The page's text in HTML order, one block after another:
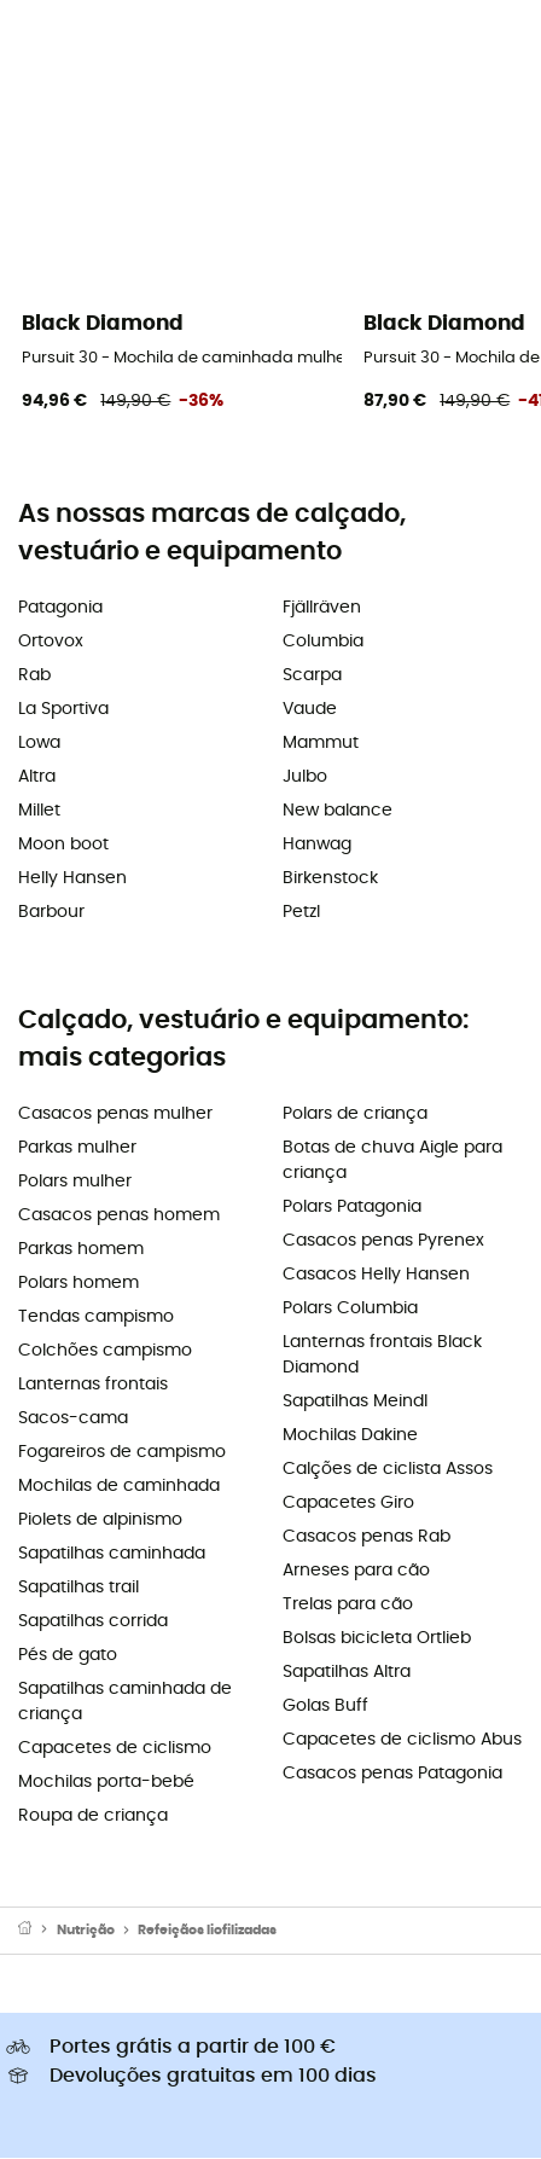
Black Diamond
Pursuit 30 - Mochila de caminhada mulher
94,96 € 149,90 € -36%
Black Diamond
Pursuit 30 - Mochila
87,90 € 149,90 € -
As nossas marcas de calçado,
vestuário e equipamento
Patagonia
Ortovox
Rab
La Sportiva
Lowa
Altra
Millet
Moon boot
Helly Hansen
Barbour
Fjällräven
Columbia
Scarpa
Vaude
Mammut
Julbo
New balance
Hanwag
Birkenstock
Petzl
Calçado, vestuário e equipamento:
mais categorias
Casacos penas mulher
Parkas mulher
Polars mulher
Casacos penas homem
Parkas homem
Polars homem
Tendas campismo
Colchões campismo
Lanternas frontais
Sacos-cama
Fogareiros de campismo
Mochilas de caminhada
Piolets de alpinismo
Sapatilhas caminhada
Sapatilhas trail
Sapatilhas corrida
Pés de gato
Sapatilhas caminhada de
criança
Capacetes de ciclismo
Mochilas porta-bebé
Roupa de criança
Polars de criança
Botas de chuva Aigle para
criança
Polars Patagonia
Casacos penas Pyrenex
Casacos Helly Hansen
Polars Columbia
Lanternas frontais Black
Diamond
Sapatilhas Meindl
Mochilas Dakine
Calções de ciclista Assos
Capacetes Giro
Casacos penas Rab
Arneses para cão
Trelas para cão
Bolsas bicicleta Ortlieb
Sapatilhas Altra
Golas Buff
Capacetes de ciclismo Abus
Casacos penas Patagonia
Nutrição Refeiçãos liofilizadas
Portes grátis a partir de 100 €
Devoluções gratuitas em 100 dias